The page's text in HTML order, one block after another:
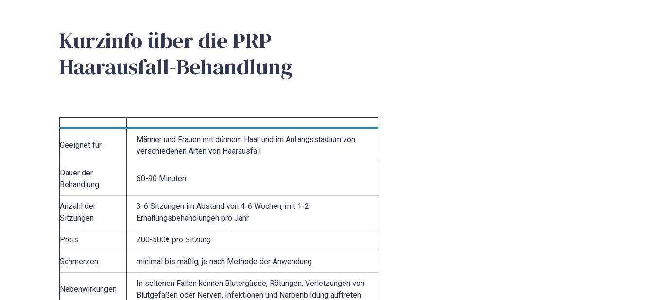
Kurzinfo über die PRP
Haarausfall-Behandlung
Geeignet für
Männer und Frauen mit dünnem Haar und im Anfangsstadium von
verschiedenen Arten von Haarausfall
Dauer der
Behandlung
60-90 Minuten
Anzahl der
Sitzungen
3-6 Sitzungen im Abstand von 4-6 Wochen, mit 1-2
Erhaltungsbehandlungen pro Jahr
Preis 200-500€ pro Sitzung
Schmerzen minimal bis mäßig, je nach Methode der Anwendung
Nebenwirkungen
In seltenen Fällen können Blutergüsse, Rötungen, Verletzungen von
Blutgefäßen oder Nerven, Infektionen und Narbenbildung auftreten